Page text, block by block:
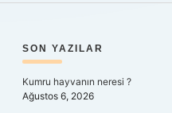
SIDEBAR
SON YAZILAR
Kumru hayvanın neresi ?
Ağustos 6, 2026